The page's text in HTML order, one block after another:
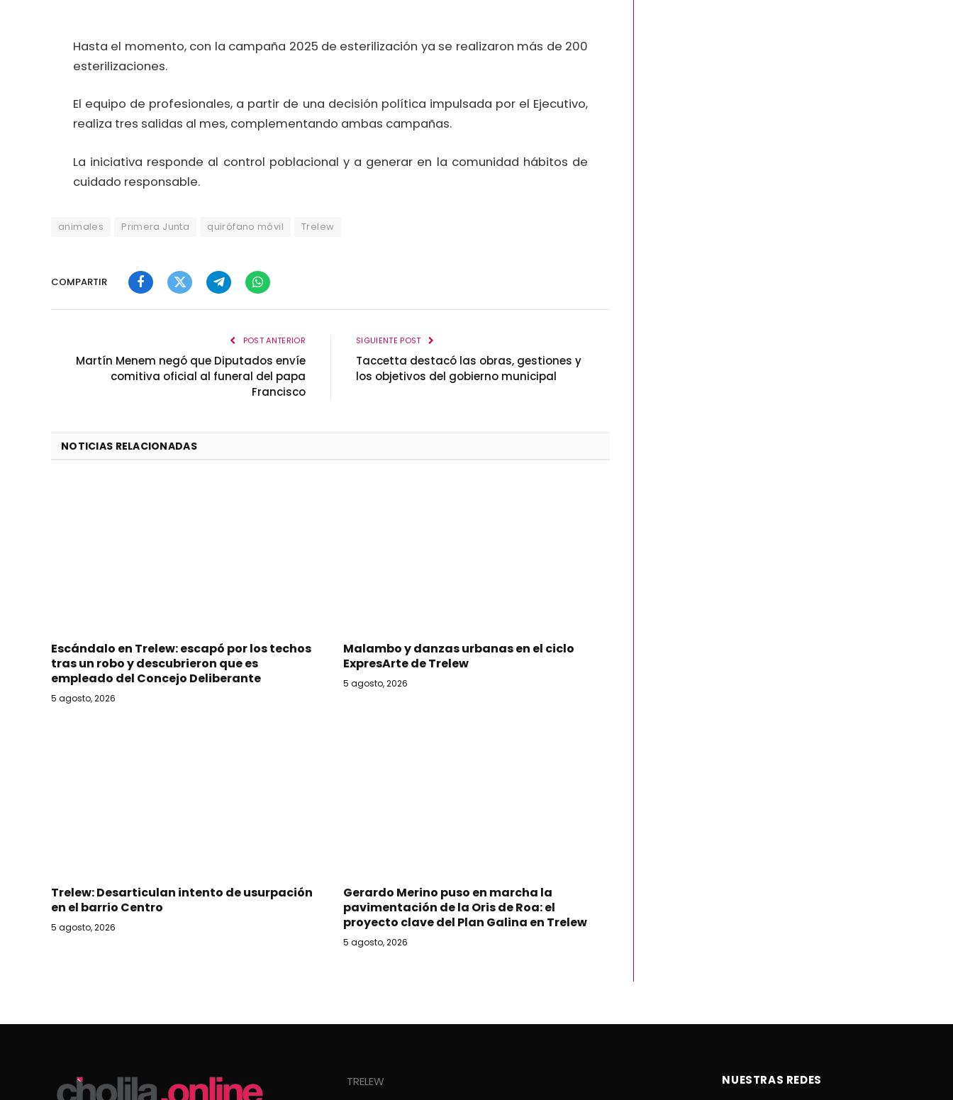
Hasta el momento, con la campaña 2025 de esterilización ya se realizaron más de 200
esterilizaciones.
El equipo de profesionales, a partir de una decisión política impulsada por el Ejecutivo,
realiza tres salidas al mes, complementando ambas campañas.
La iniciativa responde al control poblacional y a generar en la comunidad hábitos de
cuidado responsable.
animales Primera Junta quirófano móvil Trelew
COMPARTIR
FacebookTwitterTelegramWhatsApp
POST ANTERIOR
Martín Menem negó que Diputados envíe
comitiva oficial al funeral del papa
Francisco
SIGUIENTE POST
Taccetta destacó las obras, gestiones y
los objetivos del gobierno municipal
NOTICIAS RELACIONADAS
Escándalo en Trelew: escapó por los techos
tras un robo y descubrieron que es
empleado del Concejo Deliberante
5 agosto, 2026
Malambo y danzas urbanas en el ciclo
ExpresArte de Trelew
5 agosto, 2026
Trelew: Desarticulan intento de usurpación
en el barrio Centro
5 agosto, 2026
Gerardo Merino puso en marcha la
pavimentación de la Oris de Roa: el
proyecto clave del Plan Galina en Trelew
5 agosto, 2026
TRELEW NUESTRAS REDES